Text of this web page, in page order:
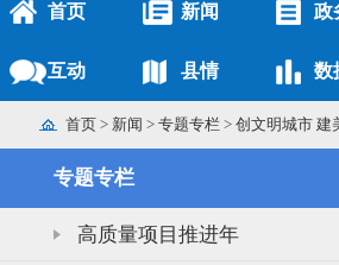
首页 新闻 政
互动 县情 数
首页 > 新闻 > 专题专栏 > 创文明城市 建
专题专栏
高质量项目推进年